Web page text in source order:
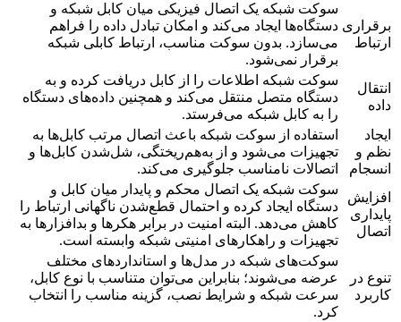
برقراری
ارتباط
سوکت شبکه یک اتصال فیزیکی میان کابل شبکه و
دستگاه‌ها ایجاد می‌کند و امکان تبادل داده را فراهم
می‌سازد. بدون سوکت مناسب، ارتباط کابلی شبکه
برقرار نمی‌شود.
انتقال
داده
سوکت شبکه اطلاعات را از کابل دریافت کرده و به
دستگاه متصل منتقل می‌کند و همچنین داده‌های دستگاه
را به کابل شبکه می‌فرستد.
ایجاد
نظم و
انسجام
استفاده از سوکت شبکه باعث اتصال مرتب کابل‌ها به
تجهیزات می‌شود و از به‌هم‌ریختگی، شل‌شدن کابل‌ها و
اتصالات نامناسب جلوگیری می‌کند.
افزایش
پایداری
اتصال
سوکت شبکه یک اتصال محکم و پایدار میان کابل و
دستگاه ایجاد کرده و احتمال قطع‌شدن ناگهانی ارتباط را
کاهش می‌دهد. البته امنیت در برابر هکرها و بدافزارها به
تجهیزات و راهکارهای امنیتی شبکه وابسته است.
تنوع در
کاربرد
سوکت‌های شبکه در مدل‌ها و استانداردهای مختلف
عرضه می‌شوند؛ بنابراین می‌توان متناسب با نوع کابل،
سرعت شبکه و شرایط نصب، گزینه مناسب را انتخاب
کرد.